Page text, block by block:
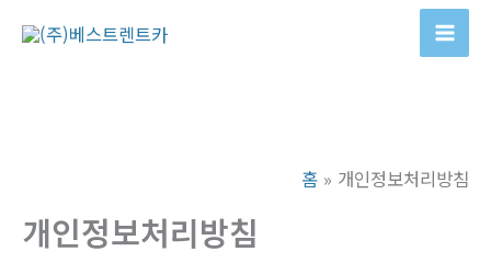
Main
홈 개인정보처리방침
개인정보처리방침